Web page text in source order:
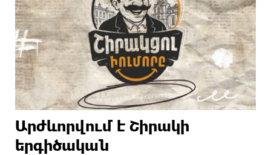
Արժևորվում է Շիրակի
երգիծական